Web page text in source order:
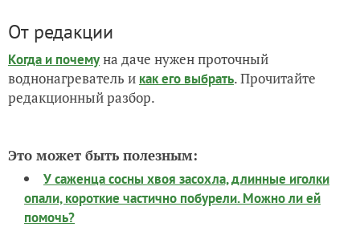
От редакции
Когда и почемуна даче нужен проточный
воднонагреватель и как его выбрать. Прочитайте
редакционный разбор.
Это может быть полезным:
У саженца сосны хвоя засохла, длинные иголки
опали, короткие частично побурели. Можно ли ей
помочь?